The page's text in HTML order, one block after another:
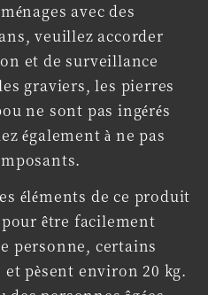
avec des
veuillez accorder
et de surveillance
graviers, les pierres
ne sont pas ingérés
également à ne pas
éléments de ce produit
être facilement
personne, certains
pèsent environ 20 kg.